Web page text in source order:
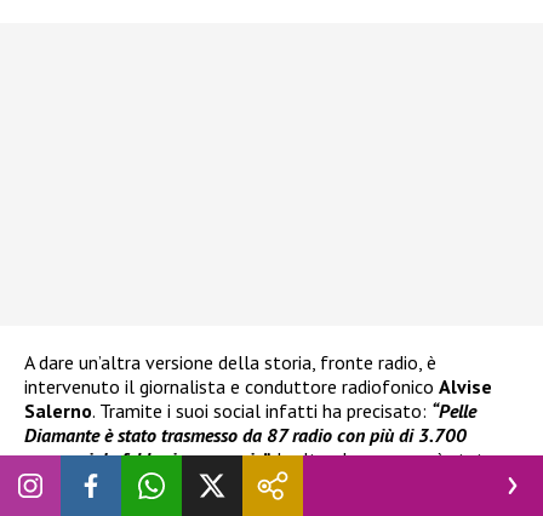
A dare un’altra versione della storia, fronte radio, è
intervenuto il giornalista e conduttore radiofonico Alvise
Salerno. Tramite i suoi social infatti ha precisato: “Pelle
Diamante è stato trasmesso da 87 radio con più di 3.700
passaggi da febbraio a maggio”. Inoltre, la canzone è stata
utilizzata in numerosi programmi televisivi, tra i tanti
Ne vedremo delle belle